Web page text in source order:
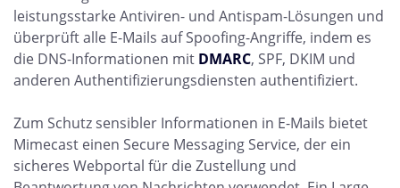
leistungsstarke Antiviren- und Antispam-Lösungen und
überprüft alle E-Mails auf Spoofing-Angriffe, indem es
die DNS-Informationen mit DMARC, SPF, DKIM und
anderen Authentifizierungsdiensten authentifiziert.
Zum Schutz sensibler Informationen in E-Mails bietet
Mimecast einen Secure Messaging Service, der ein
sicheres Webportal für die Zustellung und